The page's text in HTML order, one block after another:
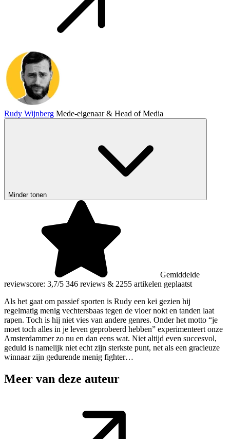
Rudy Wijnberg Mede-eigenaar & Head of Media
Minder tonen
Gemiddelde
reviewscore: 3,7/5 346 reviews & 2255 artikelen geplaatst
Als het gaat om passief sporten is Rudy een kei gezien hij
regelmatig menig vechtersbaas tegen de vloer nokt en tanden laat
rapen. Toch is hij niet vies van andere genres. Onder het motto “je
moet toch alles in je leven geprobeerd hebben” experimenteert onze
Amsterdammer zo nu en dan eens wat. Niet altijd even succesvol,
geduld is namelijk niet echt zijn sterkste punt, net als een gracieuze
winnaar zijn gedurende menig fighter…
Meer van deze auteur